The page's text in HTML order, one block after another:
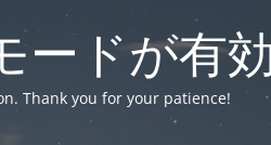
ードが有
Thank you for your patience!